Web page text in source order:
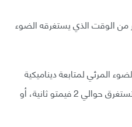
من الوقت الذي يستغرقه الضوء
المرئي لمتابعة ديناميكية
الإلكترون، حيث أن الذبذبة الواحدة تستغرق حوالي 2 فيمتو ثانية، أو